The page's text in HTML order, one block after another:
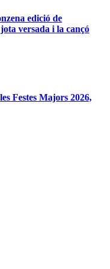
edició de
versada i la cançó
Festes Majors 2026,